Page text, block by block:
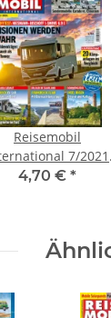
Reisemobil
7/2021
Print-Ausgabe
4,70 € *